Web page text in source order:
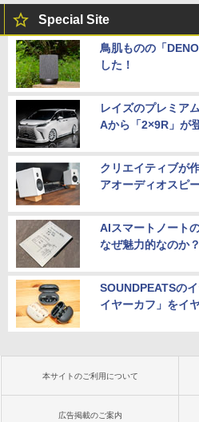
￥32,980
5
8U2EC#ABJ
ソコン【CA
コン 16gb
4型
￥47,800
￥148,700
920*1080
パネル 薄型
カバースタ
Special Site
鳥肌ものの「
した！
レイズのプレミア
Aから「2×9R」が
クリエイティブが
アオーディオスピ
AIスマートノート
なぜ魅力的なのか？
SOUNDPEATSの
イヤーカフ」をイ
本サイトのご利用について
広告掲載のご案内